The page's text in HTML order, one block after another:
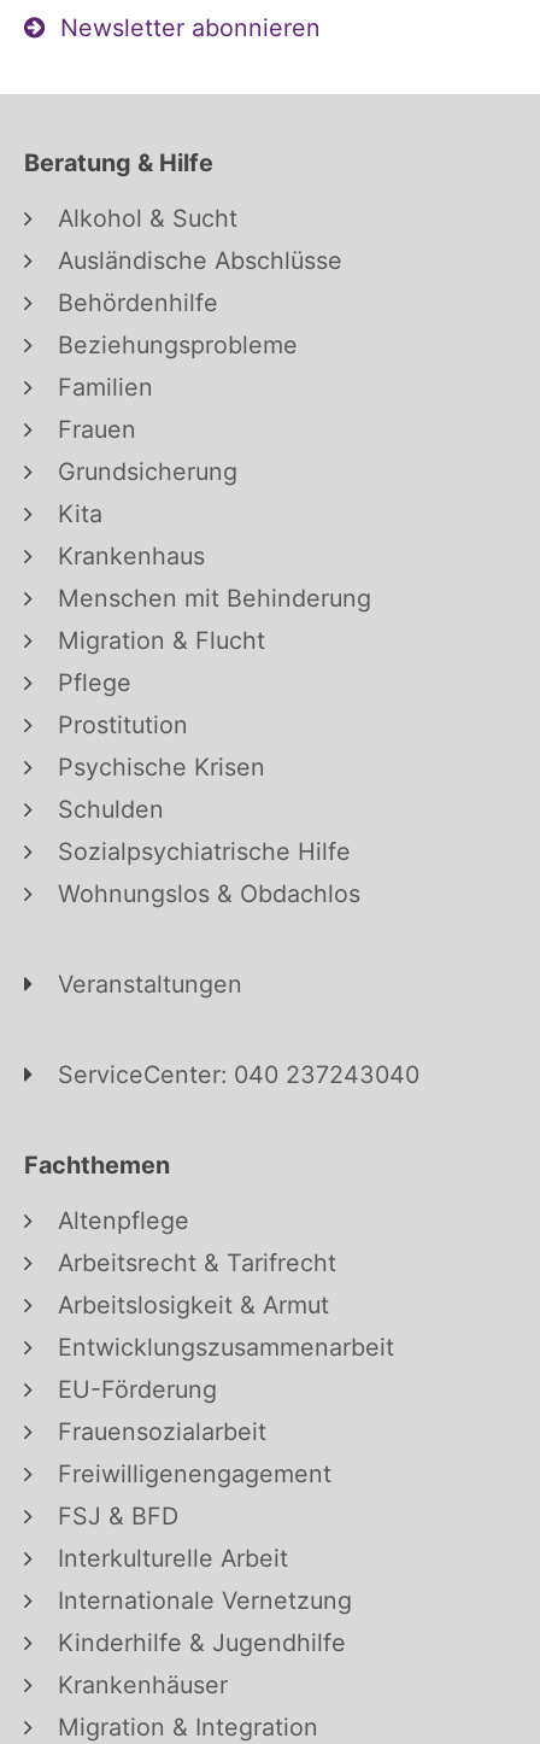
Newsletter abonnieren
Beratung & Hilfe
Alkohol & Sucht
Ausländische Abschlüsse
Behördenhilfe
Beziehungsprobleme
Familien
Frauen
Grundsicherung
Kita
Krankenhaus
Menschen mit Behinderung
Migration & Flucht
Pflege
Prostitution
Psychische Krisen
Schulden
Sozialpsychiatrische Hilfe
Wohnungslos & Obdachlos
Veranstaltungen
ServiceCenter: 040 237243040
Fachthemen
Altenpflege
Arbeitsrecht & Tarifrecht
Arbeitslosigkeit & Armut
Entwicklungszusammenarbeit
EU-Förderung
Frauensozialarbeit
Freiwilligenengagement
FSJ & BFD
Interkulturelle Arbeit
Internationale Vernetzung
Kinderhilfe & Jugendhilfe
Krankenhäuser
Migration & Integration